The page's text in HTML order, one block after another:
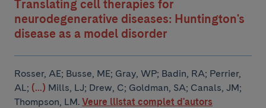
Translating cell therapies for
neurodegenerative diseases: Huntington's
disease as a model disorder
Rosser, AE; Busse, ME; Gray, WP; Badin, RA; Perrier,
AL; (...) Mills, LJ; Drew, C; Goldman, SA; Canals, JM;
Thompson, LM. Veure llistat complet d'autors